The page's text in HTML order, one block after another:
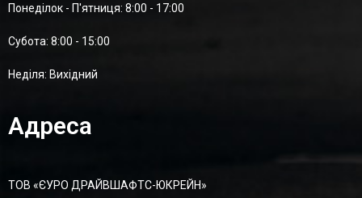
Понеділок - П'ятниця: 8:00 - 17:00
Суботa: 8:00 - 15:00
Неділя: Вихідний
Адреса
ТОВ «ЄУРО ДРАЙВШАФТC-ЮКРЕЙН»